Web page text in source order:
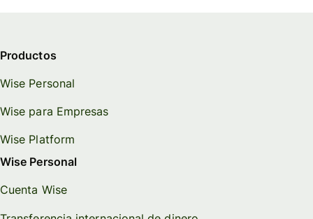
Productos
Wise Personal
Wise para Empresas
Wise Platform
Wise Personal
Cuenta Wise